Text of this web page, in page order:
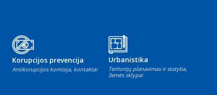
Korupcijos prevencija
Antikorupcijos komisija, kontaktai
Urbanistika
Teritorijų planavimas ir statyba,
žemės sklypai